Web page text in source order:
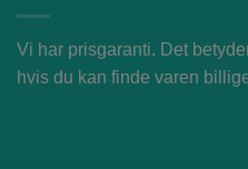
Vi har prisgaranti. Det
hvis du kan finde varen